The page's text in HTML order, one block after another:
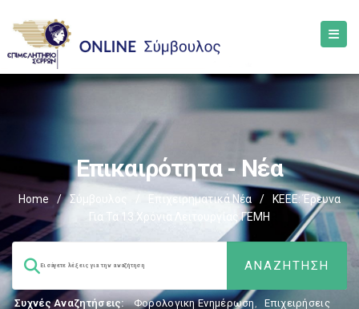
Επικαιρότητα - Νέα
Home / Σύμβουλος Επιχειρηματικά Νέα /
ΚΕΕΕ: Έρευνα
Για Τα 13 Χρόνια Λειτουργίας ΓΕΜΗ
Συχνές Αναζητήσεις: Φορολογικη Ενημέρωση, Επιχειρήσεις